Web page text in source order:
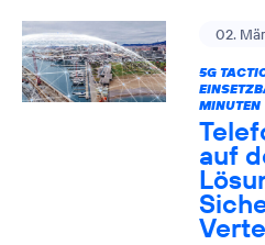
02.
5G
MINUTEN
auf